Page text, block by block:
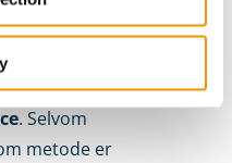
fra en håndfuld
afhængigt af
. Selvom
metode er